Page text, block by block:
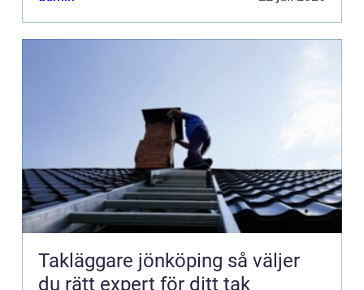
Takläggare jönköping så väljer
du rätt expert för ditt tak